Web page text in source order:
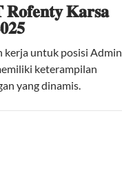
𝐊𝐚𝐫𝐬𝐚
kerja untuk posisi Admin
keterampilan
yang dinamis.